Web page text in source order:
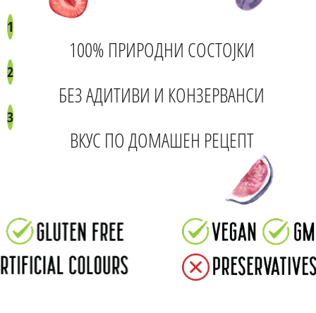
1
100% ПРИРОДНИ СОСТОЈКИ
2
БЕЗ АДИТИВИ И КОНЗЕРВАНСИ
3
ВКУС ПО ДОМАШЕН РЕЦЕПТ